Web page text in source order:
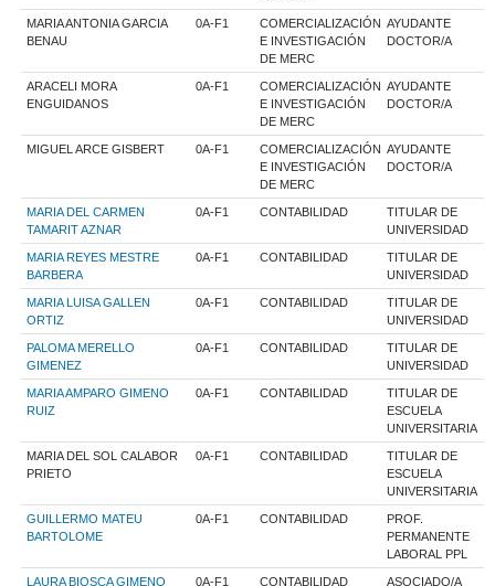
MARIA ANTONIA GARCIA
BENAU
0A-F1
COMERCIALIZACIÓN
E INVESTIGACIÓN
DE MERC
AYUDANTE
DOCTOR/A
ARACELI MORA
ENGUIDANOS
0A-F1
COMERCIALIZACIÓN
E INVESTIGACIÓN
DE MERC
AYUDANTE
DOCTOR/A
MIGUEL ARCE GISBERT 0A-F1
COMERCIALIZACIÓN
E INVESTIGACIÓN
DE MERC
AYUDANTE
DOCTOR/A
MARIA DEL CARMEN
TAMARIT AZNAR
0A-F1 CONTABILIDAD
TITULAR DE
UNIVERSIDAD
MARIA REYES MESTRE
BARBERA
0A-F1 CONTABILIDAD
TITULAR DE
UNIVERSIDAD
MARIA LUISA GALLEN
ORTIZ
0A-F1 CONTABILIDAD
TITULAR DE
UNIVERSIDAD
PALOMA MERELLO
GIMENEZ
0A-F1 CONTABILIDAD
TITULAR DE
UNIVERSIDAD
MARIA AMPARO GIMENO
RUIZ
0A-F1 CONTABILIDAD
TITULAR DE
ESCUELA
UNIVERSITARIA
MARIA DEL SOL CALABOR
PRIETO
0A-F1 CONTABILIDAD
TITULAR DE
ESCUELA
UNIVERSITARIA
GUILLERMO MATEU
BARTOLOME
0A-F1 CONTABILIDAD
PROF.
PERMANENTE
LABORAL PPL
LAURA BIOSCA GIMENO 0A-F1 CONTABILIDAD ASOCIADO/A